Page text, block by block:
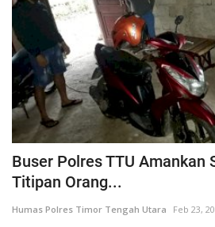
Reskrim
Binkam
Lantas
OPINI
Buser Polres TTU Amankan
Titipan Orang...
Humas Polres Timor Tengah Utara Feb 23,